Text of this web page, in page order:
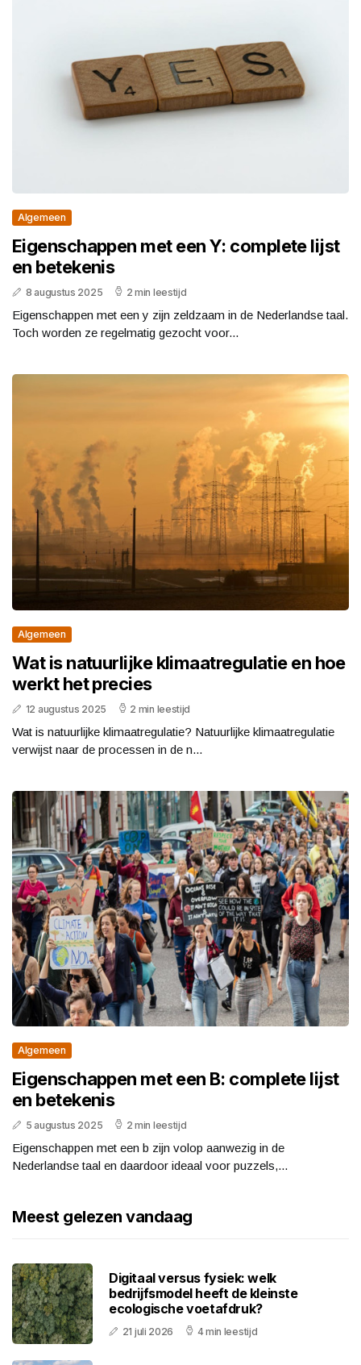
Algemeen
Eigenschappen met een Y: complete lijst
en betekenis
8 augustus 2025 2 min leestijd
Eigenschappen met een y zijn zeldzaam in de Nederlandse taal.
Toch worden ze regelmatig gezocht voor...
Algemeen
Wat is natuurlijke klimaatregulatie en hoe
werkt het precies
12 augustus 2025 2 min leestijd
Wat is natuurlijke klimaatregulatie? Natuurlijke klimaatregulatie
verwijst naar de processen in de n...
Algemeen
Eigenschappen met een B: complete lijst
en betekenis
5 augustus 2025 2 min leestijd
Eigenschappen met een b zijn volop aanwezig in de
Nederlandse taal en daardoor ideaal voor puzzels,...
Meest gelezen vandaag
Digitaal versus fysiek: welk
bedrijfsmodel heeft de kleinste
ecologische voetafdruk?
21 juli 2026 4 min leestijd